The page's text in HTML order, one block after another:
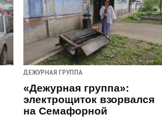
ДЕЖУРНАЯ ГРУППА
«Дежурная группа»:
электрощиток взорвался
на Семафорной